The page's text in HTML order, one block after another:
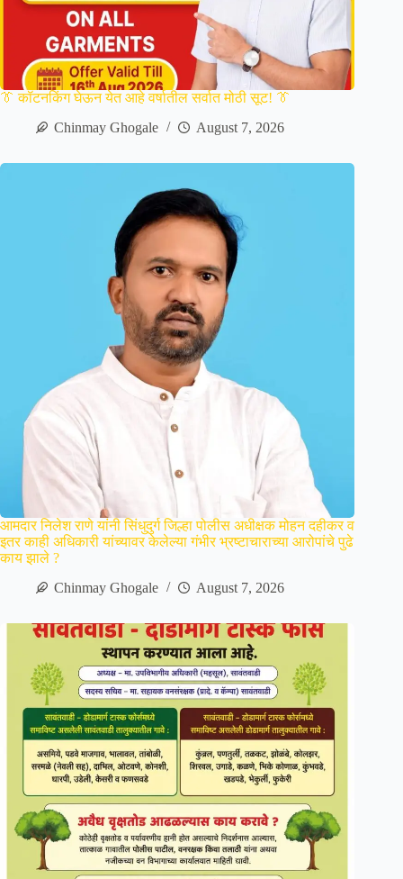
👔 कॉटनकिंग घेऊन येत आहे वर्षातील सर्वात मोठी सूट! 👔
Chinmay Ghogale
August 7, 2026
आमदार निलेश राणे यांनी सिंधुदुर्ग जिल्हा पोलीस अधीक्षक मोहन दहीकर व
इतर काही अधिकारी यांच्यावर केलेल्या गंभीर भ्रष्टाचाराच्या आरोपांचे पुढे
काय झाले ?
Chinmay Ghogale
August 7, 2026